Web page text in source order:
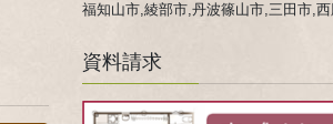
福知山市,綾部市,丹波篠山市,三田市,
資料請求